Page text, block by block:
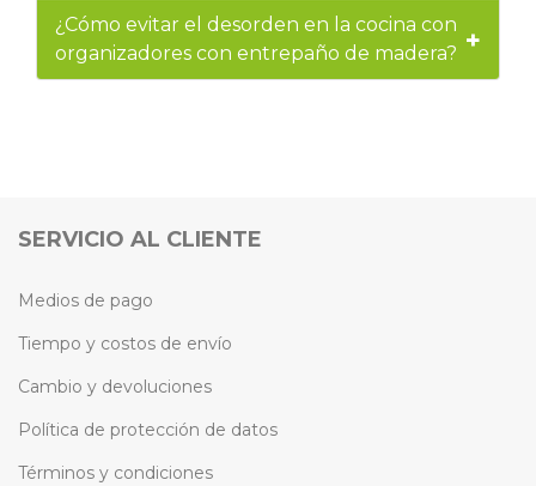
¿Cómo evitar el desorden en la cocina con
organizadores con entrepaño de madera?
SERVICIO AL CLIENTE
Medios de pago
Tiempo y costos de envío
Cambio y devoluciones
Política de protección de datos
Términos y condiciones